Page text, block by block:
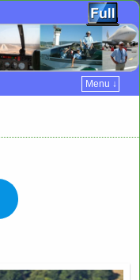
Menu ↓